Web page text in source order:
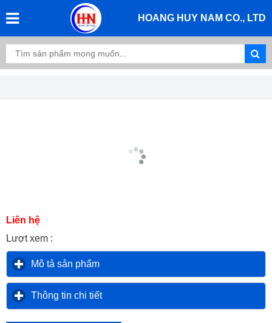
HOANG HUY NAM CO., LTD
Liên hệ
Lượt xem :
Mô tả sản phẩm
Thông tin chi tiếtclick to expand contents